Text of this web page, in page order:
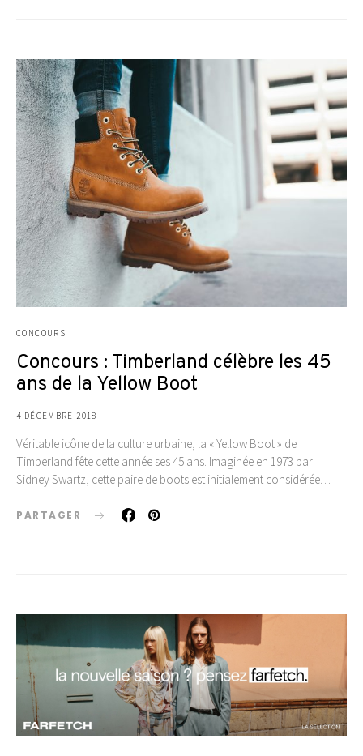
CONCOURS
Concours : Timberland célèbre les 45
ans de la Yellow Boot
4 DÉCEMBRE 2018
Véritable icône de la culture urbaine, la « Yellow Boot » de
Timberland fête cette année ses 45 ans. Imaginée en 1973 par
Sidney Swartz, cette paire de boots est initialement considérée…
PARTAGER